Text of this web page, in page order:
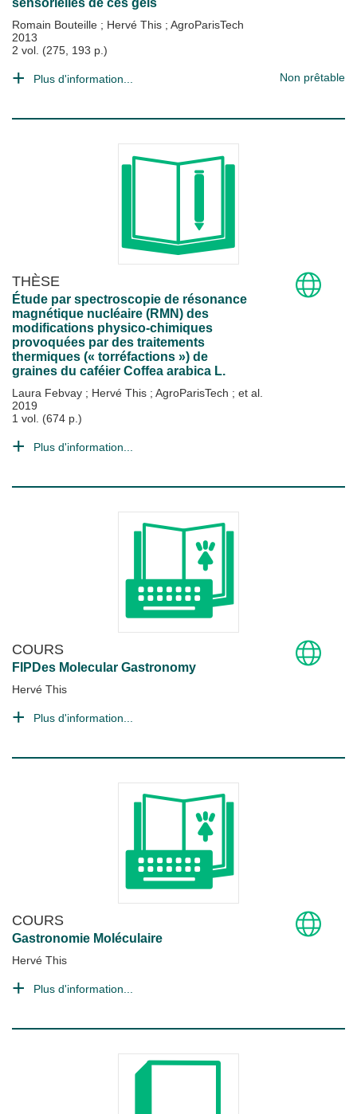
sensorielles de ces gels
Romain Bouteille ; Hervé This ; AgroParisTech
2013
2 vol. (275, 193 p.)
Plus d'information... Non prêtable
THÈSE
Étude par spectroscopie de résonance
magnétique nucléaire (RMN) des
modifications physico-chimiques
provoquées par des traitements
thermiques (« torréfactions ») de
graines du caféier Coffea arabica L.
Laura Febvay ; Hervé This ; AgroParisTech ; et al.
2019
1 vol. (674 p.)
Plus d'information...
COURS
FIPDes Molecular Gastronomy
Hervé This
Plus d'information...
COURS
Gastronomie Moléculaire
Hervé This
Plus d'information...